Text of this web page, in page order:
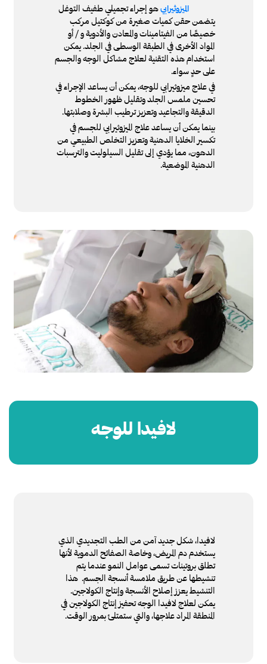
الميزوثيرابيهو إجراء تجميلي طفيف التوغل
يتضمن حقن كميات صغيرة من كوكتيل مركب
خصيصًا من الفيتامينات والمعادن والأدوية و / أو
المواد الأخرى في الطبقة الوسطى في الجلد. يمكن
استخدام هذه التقنية لعلاج مشاكل الوجه والجسم
على حدٍ سواء.
في علاج ميزوثيرابي للوجه، يمكن أن يساعد الإجراء في
تحسين ملمس الجلد وتقليل ظهور الخطوط
الدقيقة والتجاعيد وتعزيز ترطيب البشرة وصلابتها.
بينما يمكن أن يساعد علاج الميزوثيرابي للجسم في
تكسير الخلايا الدهنية وتعزيز التخلص الطبيعي من
الدهون، مما يؤدي إلى تقليل السيلوليت والترسبات
الدهنية الموضعية.
لافيدا للوجه
لافيدا، شكل جديد آمن من الطب التجديدي الذي
يستخدم دم المريض، وخاصة الصفائح الدموية لأنها
تطلق بروتينات تسمى عوامل النمو عندما يتم
تنشيطها عن طريق ملامسة أنسجة الجسم. هذا
التنشيط يعزز إصلاح الأنسجة وإنتاج الكولاجين.
يمكن لعلاج لافيدا الوجه تحفيز إنتاج الكولاجين في
المنطقة المراد علاجها، والتي ستمتلئ بمرور الوقت.